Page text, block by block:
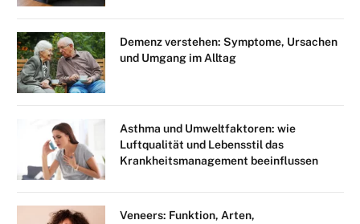
Demenz verstehen: Symptome, Ursachen
und Umgang im Alltag
Asthma und Umweltfaktoren: wie
Luftqualität und Lebensstil das
Krankheitsmanagement beeinflussen
Veneers: Funktion, Arten,